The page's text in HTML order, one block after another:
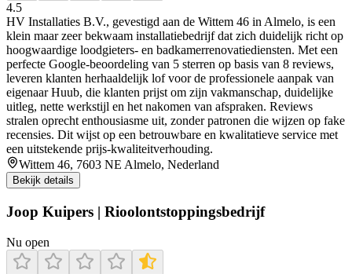
4.5
HV Installaties B.V., gevestigd aan de Wittem 46 in Almelo, is een
klein maar zeer bekwaam installatiebedrijf dat zich duidelijk richt op
hoogwaardige loodgieters- en badkamerrenovatiediensten. Met een
perfecte Google-beoordeling van 5 sterren op basis van 8 reviews,
leveren klanten herhaaldelijk lof voor de professionele aanpak van
eigenaar Huub, die klanten prijst om zijn vakmanschap, duidelijke
uitleg, nette werkstijl en het nakomen van afspraken. Reviews
stralen oprecht enthousiasme uit, zonder patronen die wijzen op fake
recensies. Dit wijst op een betrouwbare en kwalitatieve service met
een uitstekende prijs-kwaliteitverhouding.
Wittem 46, 7603 NE Almelo, Nederland
Bekijk details
Joop Kuipers | Rioolontstoppingsbedrijf
Nu open